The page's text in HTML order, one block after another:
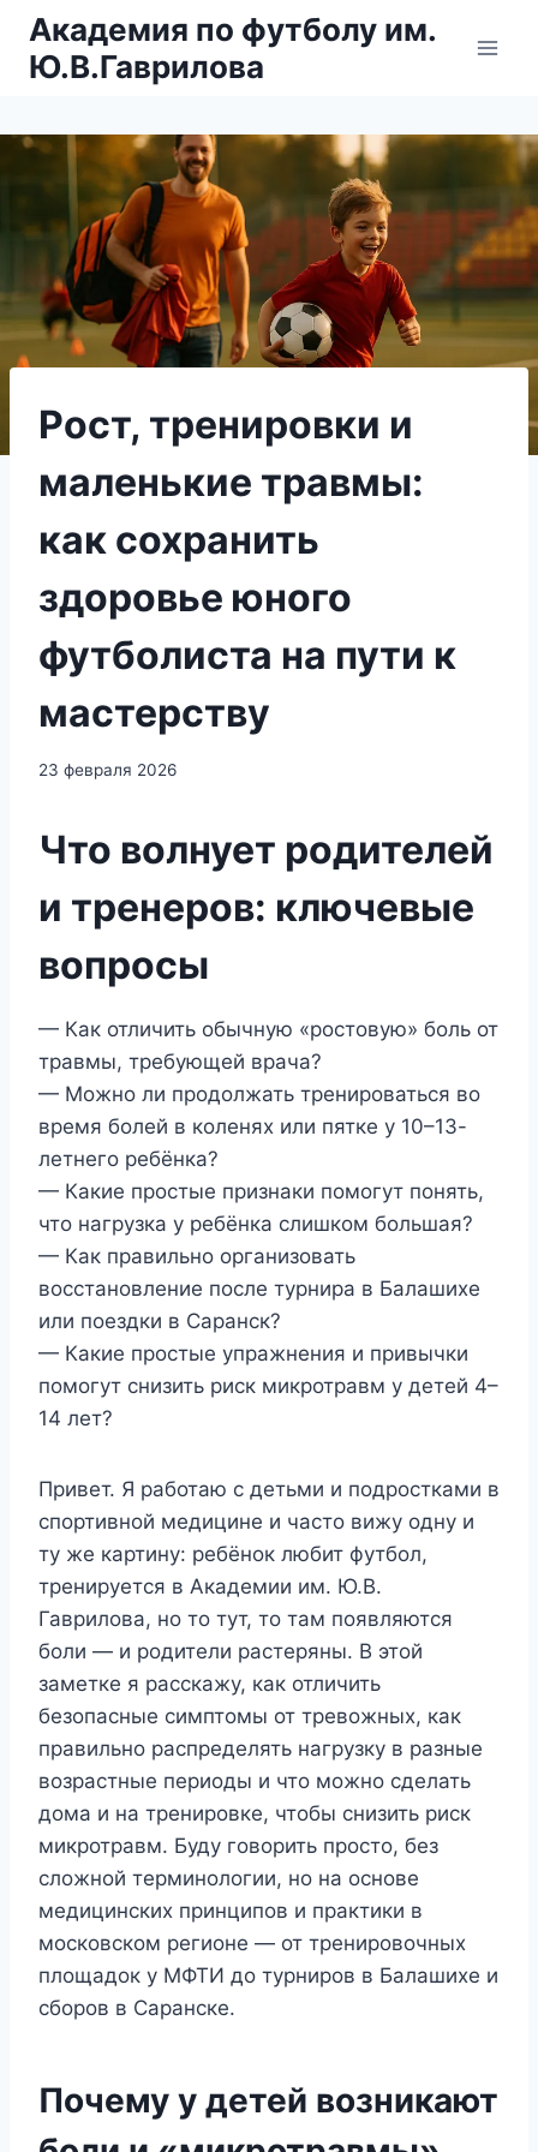
Перейти
содержимому
Академия по футболу им.
Ю.В.Гаврилова
Рост, тренировки и
маленькие травмы:
как сохранить
здоровье юного
футболиста на пути к
мастерству
23 февраля 2026
Что волнует родителей
и тренеров: ключевые
вопросы
— Как отличить обычную «ростовую» боль от
травмы, требующей врача?
— Можно ли продолжать тренироваться во
время болей в коленях или пятке у 10–13-
летнего ребёнка?
— Какие простые признаки помогут понять,
что нагрузка у ребёнка слишком большая?
— Как правильно организовать
восстановление после турнира в Балашихе
или поездки в Саранск?
— Какие простые упражнения и привычки
помогут снизить риск микротравм у детей 4–
14 лет?
Привет. Я работаю с детьми и подростками в
спортивной медицине и часто вижу одну и
ту же картину: ребёнок любит футбол,
тренируется в Академии им. Ю.В.
Гаврилова, но то тут, то там появляются
боли — и родители растеряны. В этой
заметке я расскажу, как отличить
безопасные симптомы от тревожных, как
правильно распределять нагрузку в разные
возрастные периоды и что можно сделать
дома и на тренировке, чтобы снизить риск
микротравм. Буду говорить просто, без
сложной терминологии, но на основе
медицинских принципов и практики в
московском регионе — от тренировочных
площадок у МФТИ до турниров в Балашихе и
сборов в Саранске.
Почему у детей возникают